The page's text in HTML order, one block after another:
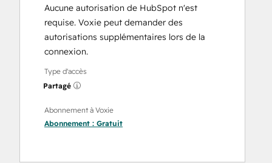
Aucune autorisation de HubSpot n'est
requise. Voxie peut demander des
autorisations supplémentaires lors de la
connexion.
Type d'accès
Partagé
Abonnement à Voxie
Abonnement : Gratuit